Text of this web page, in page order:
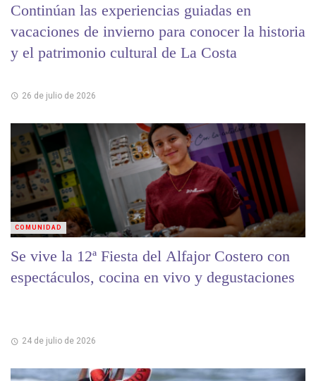
Continúan las experiencias guiadas en
vacaciones de invierno para conocer la historia
y el patrimonio cultural de La Costa
26 de julio de 2026
Se vive la 12ª Fiesta del Alfajor Costero con
espectáculos, cocina en vivo y degustaciones
24 de julio de 2026
COMUNIDAD